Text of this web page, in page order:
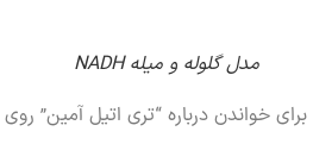
مدل گلوله و میله NADH
درباره “تری‌ اتیل‌ آمین” رویلینک